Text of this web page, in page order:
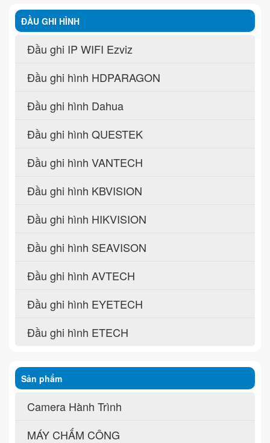
ĐẦU GHI HÌNH
Đầu ghi IP WIFI Ezviz
Đầu ghi hình HDPARAGON
Đầu ghi hình Dahua
Đầu ghi hình QUESTEK
Đầu ghi hình VANTECH
Đầu ghi hình KBVISION
Đầu ghi hình HIKVISION
Đầu ghi hình SEAVISON
Đầu ghi hình AVTECH
Đầu ghi hình EYETECH
Đầu ghi hình ETECH
Sản phẩm
Camera Hành Trình
MÁY CHẤM CÔNG